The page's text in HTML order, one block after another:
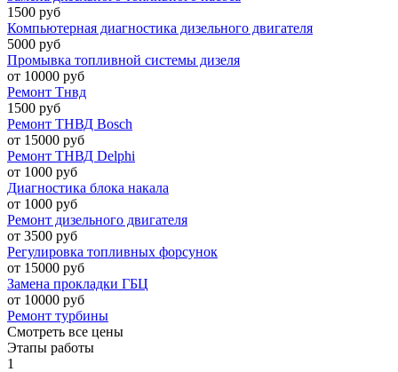
1500 руб
Компьютерная диагностика дизельного двигателя
5000 руб
Промывка топливной системы дизеля
от 10000 руб
Ремонт Тнвд
1500 руб
Ремонт ТНВД Bosch
от 15000 руб
Ремонт ТНВД Delphi
от 1000 руб
Диагностика блока накала
от 1000 руб
Ремонт дизельного двигателя
от 3500 руб
Регулировка топливных форсунок
от 15000 руб
Замена прокладки ГБЦ
от 10000 руб
Ремонт турбины
Смотреть все цены
Этапы работы
1